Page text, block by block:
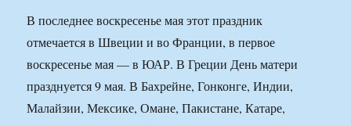
В последнее воскресенье мая этот праздник
отмечается в Швеции и во Франции, в первое
воскресенье мая — в ЮАР. В Греции День матери
празднуется 9 мая. В Бахрейне, Гонконге, Индии,
Малайзии, Мексике, Омане, Пакистане, Катаре,